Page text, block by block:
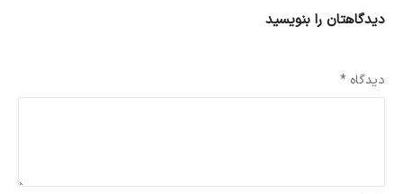
دیدگاهتان را بنویسید
دیدگاه *